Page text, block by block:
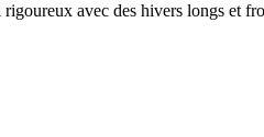
avec des hivers longs et